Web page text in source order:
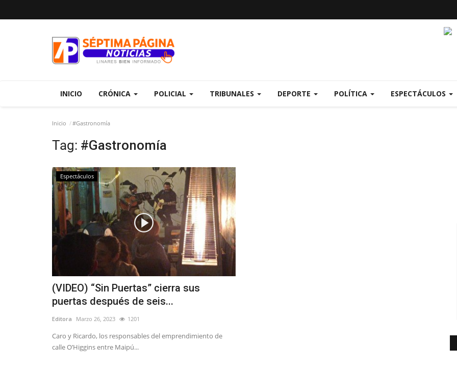
INICIO CRÓNICA POLICIAL TRIBUNALES DEPORTE POLÍTICA ESPECTÁCULOS
Inicio #Gastronomía
Tag: #Gastronomía
Espectáculos
(VIDEO) “Sin Puertas” cierra sus
puertas después de seis...
Editora Marzo 26, 2023 1201
Caro y Ricardo, los responsables del emprendimiento de
calle O’Higgins entre Maipú...